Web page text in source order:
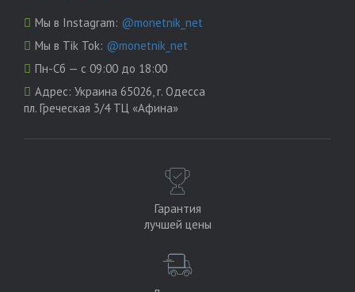
Мы в Instagram: @monetnik_net
Мы в Tik Tok: @monetnik_net
Пн-Сб — с 09:00 до 18:00
Адрес: Украина 65026, г. Одесса
пл. Греческая 3/4 ТЦ «Афина»
Гарантия
лучшей цены